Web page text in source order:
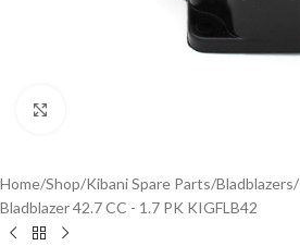
Home/Shop/Kibani Spare Parts/Bladblazers/
Bladblazer 42.7 CC - 1.7 PK KIGFLB42